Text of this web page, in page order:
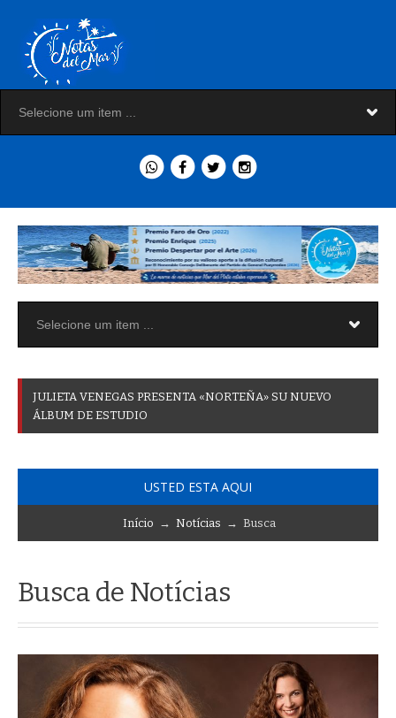
JULIETA VENEGAS PRESENTA «NORTEÑA» SU NUEVO
ÁLBUM DE ESTUDIO
USTED ESTA AQUI
Início → Notícias → Busca
Busca de Notícias